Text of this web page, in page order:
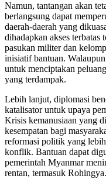
Namun, tantangan akan
berlangsung dapat
daerah-daerah yang
dihadapkan akses terbatas
pasukan militer dan
inisiatif bantuan.
untuk menciptakan
yang terdampak.
Lebih lanjut, diplomasi
katalisator untuk upaya
Krisis kemanusiaan yang
kesempatan bagi
reformasi politik yang
konflik. Bantuan dapat
pemerintah Myanmar
rentan, termasuk Rohingya.